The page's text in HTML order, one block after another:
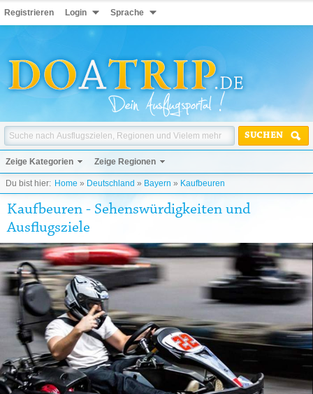
Registrieren Login Sprache
SUCHEN
Zeige Kategorien Zeige Regionen
Du bist hier: Home » Deutschland » Bayern » Kaufbeuren
Kaufbeuren - Sehenswürdigkeiten und
Ausflugsziele